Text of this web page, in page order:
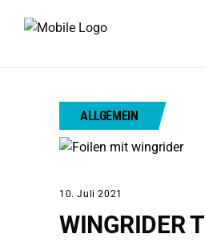
ALLGEMEIN
10. Juli 2021
WINGRIDER